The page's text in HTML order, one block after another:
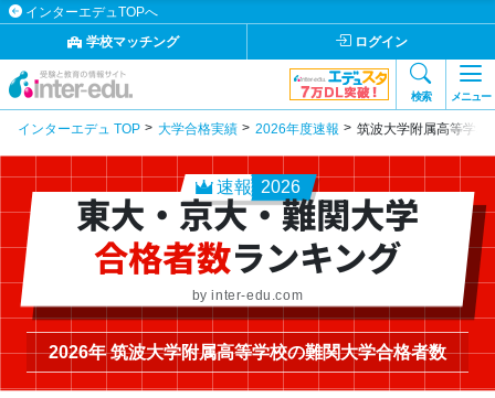
インターエデュTOPへ
学校マッチング
ログイン
検索 メニュー
インターエデュ TOP 大学合格実績 2026年度速報 筑波大学附属高等学校
速報 2026
東大・京大・難関大学
合格者数ランキング
by inter-edu.com
2026年 筑波大学附属高等学校の難関大学合格者数